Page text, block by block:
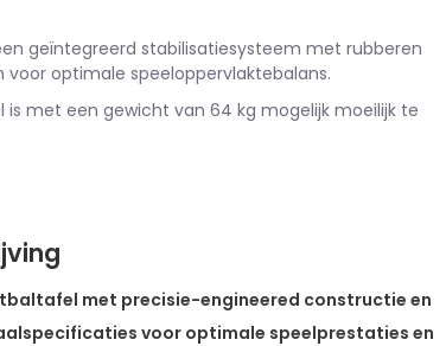
geïntegreerd stabilisatiesysteem met rubberen
optimale speeloppervlaktebalans.
met een gewicht van 64 kg mogelijk moeilijk te
met precisie-engineered constructie en
voor optimale speelprestaties en